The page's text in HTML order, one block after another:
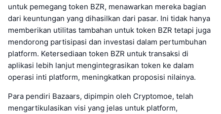
untuk pemegang token BZR, menawarkan mereka bagian
dari keuntungan yang dihasilkan dari pasar. Ini tidak hanya
memberikan utilitas tambahan untuk token BZR tetapi juga
mendorong partisipasi dan investasi dalam pertumbuhan
platform. Ketersediaan token BZR untuk transaksi di
aplikasi lebih lanjut mengintegrasikan token ke dalam
operasi inti platform, meningkatkan proposisi nilainya.
Para pendiri Bazaars, dipimpin oleh Cryptomoe, telah
mengartikulasikan visi yang jelas untuk platform,